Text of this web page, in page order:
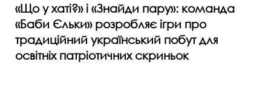
«Що у хаті?» і «Знайди пару»: команда
«Баби Єльки» розробляє ігри про
традиційний український побут для
освітніх патріотичних скриньок